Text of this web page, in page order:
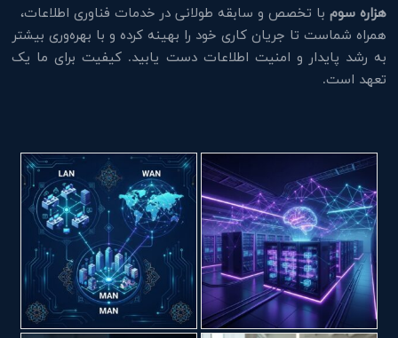
هزاره سوم با تخصص و سابقه طولانی در خدمات فناوری اطلاعات،
همراه شماست تا جریان کاری خود را بهینه کرده و با بهره‌وری بیشتر
به رشد پایدار و امنیت اطلاعات دست یابید. کیفیت برای ما یک
تعهد است.